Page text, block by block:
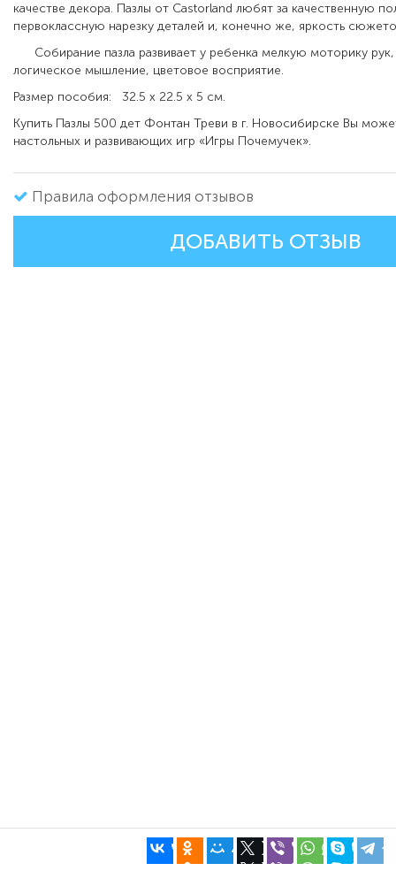
качестве декора. Пазлы от Castorland любят за качественную
первоклассную нарезку деталей и, конечно же, яркость
Собирание пазла развивает у ребенка мелкую моторику
логическое мышление, цветовое восприятие.
Размер пособия: 32.5 х 22.5 х 5 см.
Купить Пазлы 500 дет Фонтан Треви в г. Новосибирске Вы
настольных и развивающих игр «Игры Почемучек».
Правила оформления отзывов
ДОБАВИТЬ ОТЗЫВ